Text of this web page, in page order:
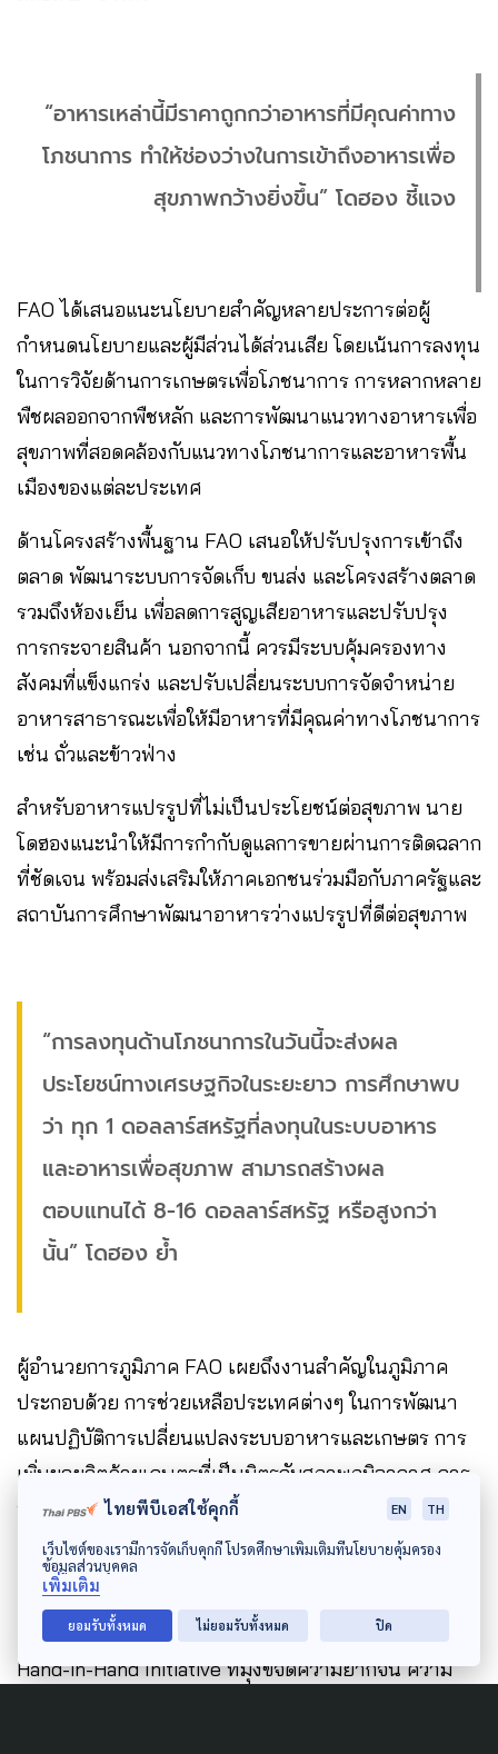
“อาหารเหล่านี้มีราคาถูกกว่าอาหารที่มีคุณค่าทาง
โภชนาการ ทำให้ช่องว่างในการเข้าถึงอาหารเพื่อ
สุขภาพกว้างยิ่งขึ้น” โดฮอง ชี้แจง
FAO ได้เสนอแนะนโยบายสำคัญหลายประการต่อผู้
กำหนดนโยบายและผู้มีส่วนได้ส่วนเสีย โดยเน้นการลงทุน
ในการวิจัยด้านการเกษตรเพื่อโภชนาการ การหลากหลาย
พืชผลออกจากพืชหลัก และการพัฒนาแนวทางอาหารเพื่อ
สุขภาพที่สอดคล้องกับแนวทางโภชนาการและอาหารพื้น
เมืองของแต่ละประเทศ
ด้านโครงสร้างพื้นฐาน FAO เสนอให้ปรับปรุงการเข้าถึง
ตลาด พัฒนาระบบการจัดเก็บ ขนส่ง และโครงสร้างตลาด
รวมถึงห้องเย็น เพื่อลดการสูญเสียอาหารและปรับปรุง
การกระจายสินค้า นอกจากนี้ ควรมีระบบคุ้มครองทาง
สังคมที่แข็งแกร่ง และปรับเปลี่ยนระบบการจัดจำหน่าย
อาหารสาธารณะเพื่อให้มีอาหารที่มีคุณค่าทางโภชนาการ
เช่น ถั่วและข้าวฟ่าง
สำหรับอาหารแปรรูปที่ไม่เป็นประโยชน์ต่อสุขภาพ นาย
โดฮองแนะนำให้มีการกำกับดูแลการขายผ่านการติดฉลาก
ที่ชัดเจน พร้อมส่งเสริมให้ภาคเอกชนร่วมมือกับภาครัฐและ
สถาบันการศึกษาพัฒนาอาหารว่างแปรรูปที่ดีต่อสุขภาพ
“การลงทุนด้านโภชนาการในวันนี้จะส่งผล
ประโยชน์ทางเศรษฐกิจในระยะยาว การศึกษาพบ
ว่า ทุก 1 ดอลลาร์สหรัฐที่ลงทุนในระบบอาหาร
และอาหารเพื่อสุขภาพ สามารถสร้างผล
ตอบแทนได้ 8-16 ดอลลาร์สหรัฐ หรือสูงกว่า
นั้น” โดฮอง ย้ำ
ผู้อำนวยการภูมิภาค FAO เผยถึงงานสำคัญในภูมิภาค
ประกอบด้วย การช่วยเหลือประเทศต่างๆ ในการพัฒนา
แผนปฏิบัติการเปลี่ยนแปลงระบบอาหารและเกษตร การ
เพิ่มผลผลิตด้วยเกษตรที่เป็นมิตรกับสภาพภูมิอากาศ การ
พัฒนาห่วงโซ่คุณค่าที่ลดการสูญเสียอาหารและรับประกัน
ความปลอดภัยอาหาร และการดำเนินโครงการปรับตัว
และลดผลกระทบจากการเปลี่ยนแปลงสภาพภูมิอากาศ
FAO มีโครงการเรือธงสำคัญ 3 โครงการ ได้แก่ โครงการ
Hand-in-Hand Initiative ที่มุ่งขจัดความยากจน ความ
ไทยพีบีเอสใช้คุกกี้ EN TH
เว็บไซต์ของเรามีการจัดเก็บคุกกี้ โปรดศึกษาเพิ่มเติมที่นโยบายคุ้มครอง
ข้อมูลส่วนบุคคล
เพิ่มเติม
ยอมรับทั้งหมด ไม่ยอมรับทั้งหมด ปิด